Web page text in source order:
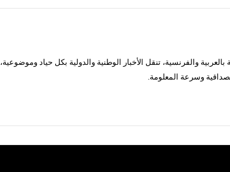
والفرنسية، تنقل الأخبار الوطنية والدولية بكل حياد وموضوعية،
وسرعة المعلومة.